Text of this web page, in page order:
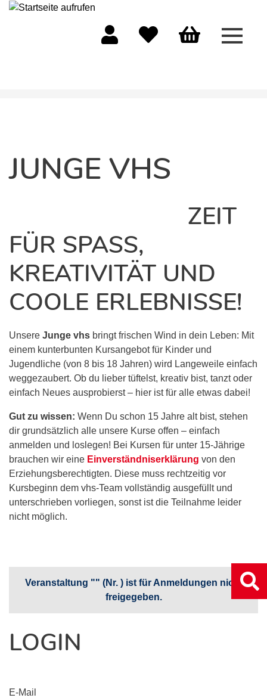
Menü
JUNGE VHS
ZEIT
FÜR SPASS, K
REATIVITÄT UND C
OOLE ERLEBNISSE!
Unsere Junge vhs bringt frischen Wind in dein Leben: Mit
einem kunterbunten Kursangebot für Kinder und
Jugendliche (von 8 bis 18 Jahren) wird Langeweile einfach
weggezaubert. Ob du lieber tüftelst, kreativ bist, tanzt oder
einfach Neues ausprobierst – hier ist für alle etwas dabei!
Gut zu wissen: Wenn Du schon 15 Jahre alt bist, stehen
dir grundsätzlich alle unsere Kurse offen – einfach
anmelden und loslegen! Bei Kursen für unter 15-Jährige
brauchen wir eine Einverständniserklärung von den
Erziehungsberechtigten. Diese muss rechtzeitig vor
Kursbeginn dem vhs-Team vollständig ausgefüllt und
unterschrieben vorliegen, sonst ist die Teilnahme leider
nicht möglich.
Veranstaltung "" (Nr. ) ist für Anmeldungen nicht
freigegeben.
LOGIN
E-Mail